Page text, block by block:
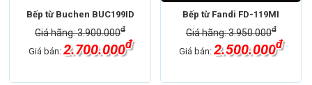
Bếp từ Buchen BUC199ID
Giá hãng: 3.900.000đ
Giá bán: 2.700.000đ
Bếp từ Fandi FD-119MI
Giá hãng: 3.950.000đ
Giá bán:2.500.000đ